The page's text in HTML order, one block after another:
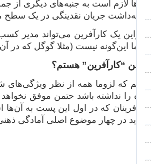
این‌ها لازم است به جنبه‌های دیگری از
و نگه‌داشت جریان نقدینگی در یک
بنابراین یک کارآفرین می‌تواند مدیر
لزوما این‌گونه نیست (مثلا گوگل که
آیا من “کارآفرین” هستم؟
گفتیم که لزوما همه از نظر
شده را نداشته باشد حتمن موفق
کارآفرینان که در اول این پست به آن‌ها
را باید در چهار موضوع اصلی آمادگی